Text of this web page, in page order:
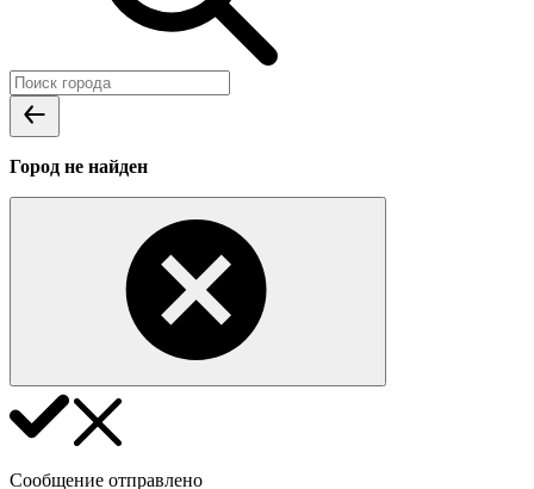
Город не найден
Сообщение отправлено